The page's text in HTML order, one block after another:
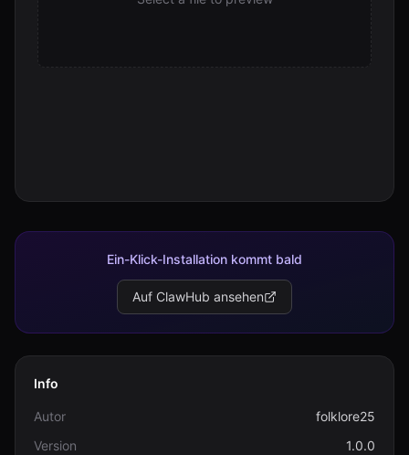
Ein-Klick-Installation kommt bald
Auf ClawHub ansehen
Info
Autor
folklore25
Version
1.0.0